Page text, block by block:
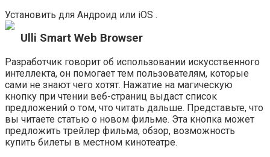
Установить для Андроид или iOS .
Ulli Smart Web Browser
Разработчик говорит об использовании искусственного
интеллекта, он помогает тем пользователям, которые
сами не знают чего хотят. Нажатие на магическую
кнопку при чтении веб-страниц выдаст список
предложений о том, что читать дальше. Представьте, что
вы читаете статью о новом фильме. Эта кнопка может
предложить трейлер фильма, обзор, возможность
купить билеты в местном кинотеатре.